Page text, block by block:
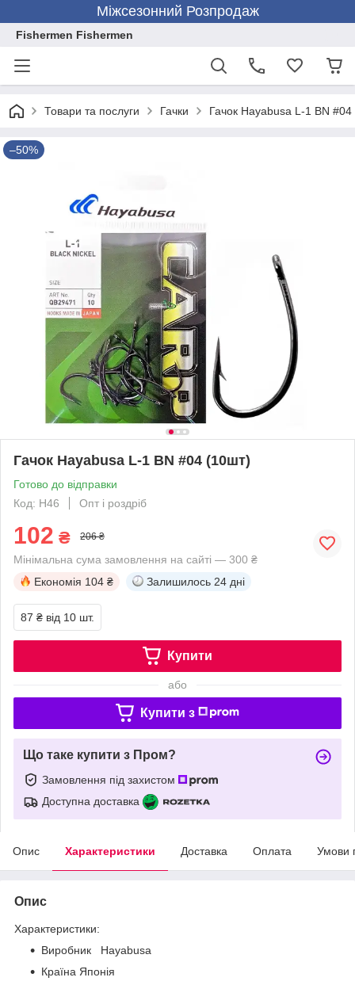
Міжсезонний Розпродаж
Fishermen Fishermen
Товари та послуги Гачки Гачок Hayabusa L-1 BN
–50%
Гачок Hayabusa L-1 BN #04 (10шт)
Готово до відправки
Код: H46
Опт і роздріб
102 ₴ 206 ₴
Мінімальна сума замовлення на сайті — 300 ₴
Економія 104 ₴ Залишилось 24 дні
87 ₴ від 10 шт.
Купити
або
Купити з
Що таке купити з Пром?
Замовлення під захистом
Доступна доставка
Опис Характеристики Доставка Оплата Умови
Опис
Характеристики:
Виробник Hayabusa
Країна Японія